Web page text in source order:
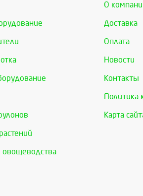
овощеводства
О
Доставка
Оплата
Новости
Контакты
Политика
Карта